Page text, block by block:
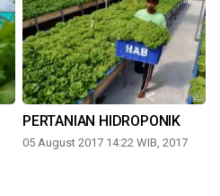
PERTANIAN HIDROPONIK
05 August 2017 14:22 WIB, 2017